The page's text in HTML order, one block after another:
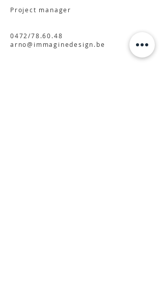
Project manager
0472/78.60.48
arno@immaginedesign.be